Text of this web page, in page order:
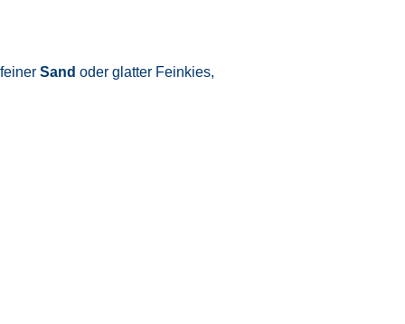
Sand oder glatter Feinkies,